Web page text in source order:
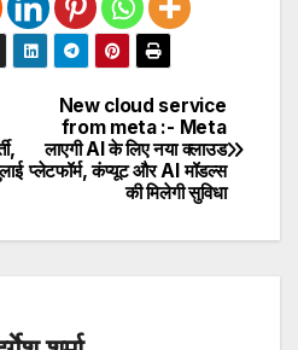
New cloud service
from meta :- Meta
लाएगी AI के लिए नया क्लाउड
प्लेटफॉर्म, कंप्यूट और AI मॉडल्स
की मिलेगी सुविधा